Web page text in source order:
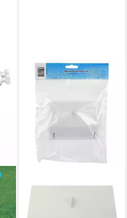
Skimmer Skimmerklappe
Größe B 144 x H 120 mm (1
St)